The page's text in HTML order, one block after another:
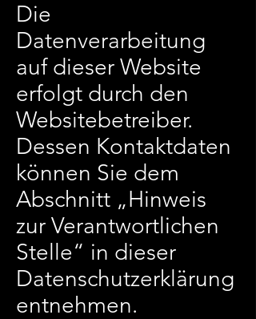
Die
Datenverarbeitung
auf dieser Website
erfolgt durch den
Websitebetreiber.
Dessen Kontaktdaten
können Sie dem
Abschnitt „Hinweis
zur Verantwortlichen
Stelle“ in dieser
Datenschutzerklärung
entnehmen.